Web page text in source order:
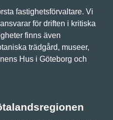
fastighetsförvaltare. Vi
för driften i kritiska
finns även
trädgård, museer,
Hus i Göteborg och